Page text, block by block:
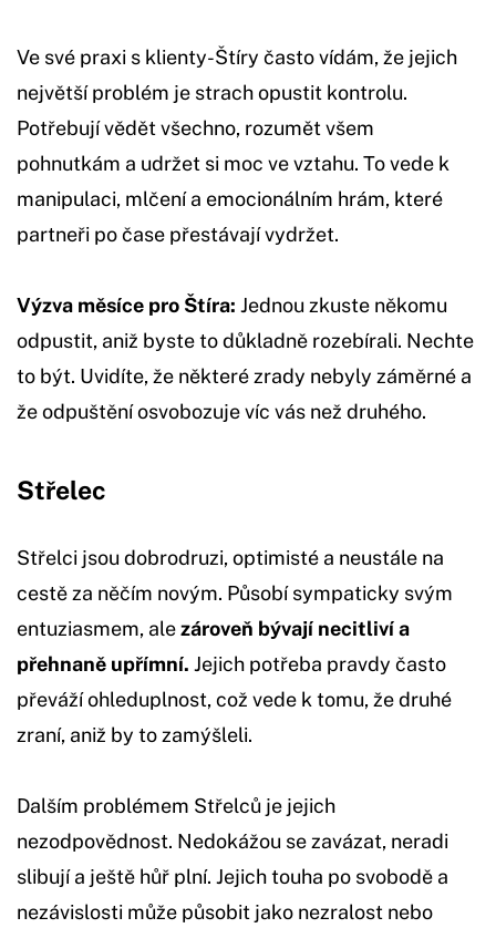
Ve své praxi s klienty-Štíry často vídám, že jejich
největší problém je strach opustit kontrolu.
Potřebují vědět všechno, rozumět všem
pohnutkám a udržet si moc ve vztahu. To vede k
manipulaci, mlčení a emocionálním hrám, které
partneři po čase přestávají vydržet.
Výzva měsíce pro Štíra: Jednou zkuste někomu
odpustit, aniž byste to důkladně rozebírali. Nechte
to být. Uvidíte, že některé zrady nebyly záměrné a
že odpuštění osvobozuje víc vás než druhého.
Střelec
Střelci jsou dobrodruzi, optimisté a neustále na
cestě za něčím novým. Působí sympaticky svým
entuziasmem, alezároveň bývají necitliví a
přehnaně upřímní. Jejich potřeba pravdy často
převáží ohleduplnost, což vede k tomu, že druhé
zraní, aniž by to zamýšleli.
Dalším problémem Střelců je jejich
nezodpovědnost. Nedokážou se zavázat, neradi
slibují a ještě hůř plní. Jejich touha po svobodě a
nezávislosti může působit jako nezralost nebo